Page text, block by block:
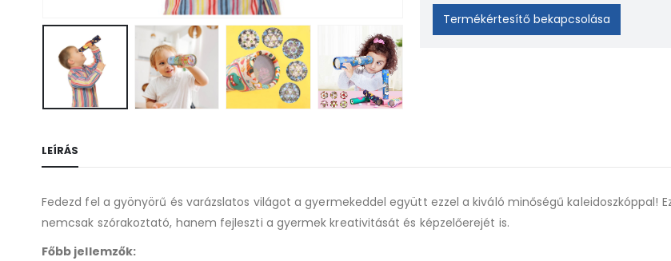
email
address
Termékértesítő bekapcsolása
LEÍRÁS
Fedezd fel a gyönyörű és varázslatos világot a gyermekeddel együtt ezzel a kiváló minőségű kaleidoszkóppal!
nemcsak szórakoztató, hanem fejleszti a gyermek kreativitását és képzelőerejét is.
Főbb jellemzők: